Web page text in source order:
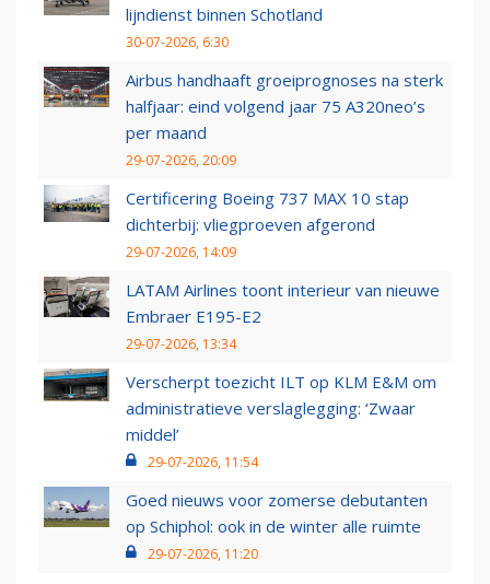
lijndienst binnen Schotland
30-07-2026, 6:30
Airbus handhaaft groeiprognoses na sterk
halfjaar: eind volgend jaar 75 A320neo’s
per maand
29-07-2026, 20:09
Certificering Boeing 737 MAX 10 stap
dichterbij: vliegproeven afgerond
29-07-2026, 14:09
LATAM Airlines toont interieur van nieuwe
Embraer E195-E2
29-07-2026, 13:34
Verscherpt toezicht ILT op KLM E&M om
administratieve verslaglegging: ‘Zwaar
middel’
29-07-2026, 11:54
Goed nieuws voor zomerse debutanten
op Schiphol: ook in de winter alle ruimte
29-07-2026, 11:20